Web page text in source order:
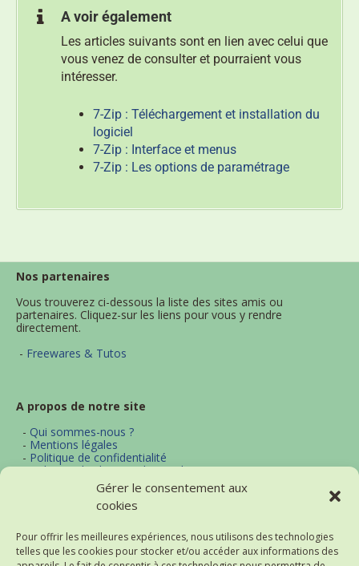
Gérer le consentement aux
cookies
Pour offrir les meilleures expériences, nous utilisons des technologies
telles que les cookies pour stocker et/ou accéder aux informations des
A voir également
Les articles suivants sont en lien avec celui que
vous venez de consulter et pourraient vous
intéresser.
7-Zip : Téléchargement et installation du
logiciel
7-Zip : Interface et menus
7-Zip : Les options de paramétrage
Nos partenaires
Vous trouverez ci-dessous la liste des sites amis ou
partenaires. Cliquez-sur les liens pour vous y rendre
directement.
- Freewares & Tutos
A propos de notre site
- Qui sommes-nous ?
- Mentions légales
- Politique de confidentialité
-Politique d'utilisation des cookies
Actualités et thématiques